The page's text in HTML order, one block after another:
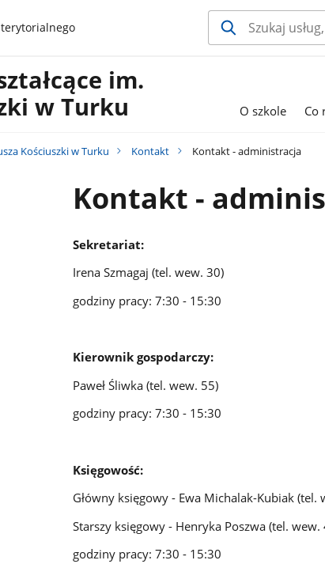
im.
w Turku
O szkole Co
Kościuszki w Turku Kontakt Kontakt - administracja
Kontakt -
Sekretariat:
Irena Szmagaj (tel. wew. 30)
godziny pracy: 7:30 - 15:30
Kierownik gospodarczy:
Paweł Śliwka (tel. wew. 55)
godziny pracy: 7:30 - 15:30
Księgowość:
Główny księgowy - Ewa Michalak-Kubiak (tel.
Starszy księgowy - Henryka Poszwa (tel. wew.
godziny pracy: 7:30 - 15:30